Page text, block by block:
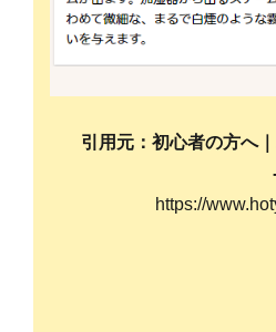
引用元：初心者の方へ
https://